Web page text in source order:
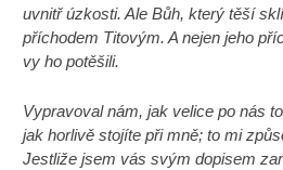
uvnitř úzkosti. Ale Bůh, který těší
příchodem Titovým. A nejen jeho
vy ho potěšili.
Vypravoval nám, jak velice po nás
jak horlivě stojíte při mně; to mi
Jestliže jsem vás svým dopisem